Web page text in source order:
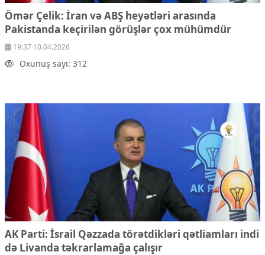
Ömər Çelik: İran və ABŞ heyətləri arasında
Pakistanda keçirilən görüşlər çox mühümdür
19:37 10.04.2026
Oxunuş sayı: 312
AK Parti: İsrail Qəzzada törətdikləri qətliamları indi
də Livanda təkrarlamağa çalışır